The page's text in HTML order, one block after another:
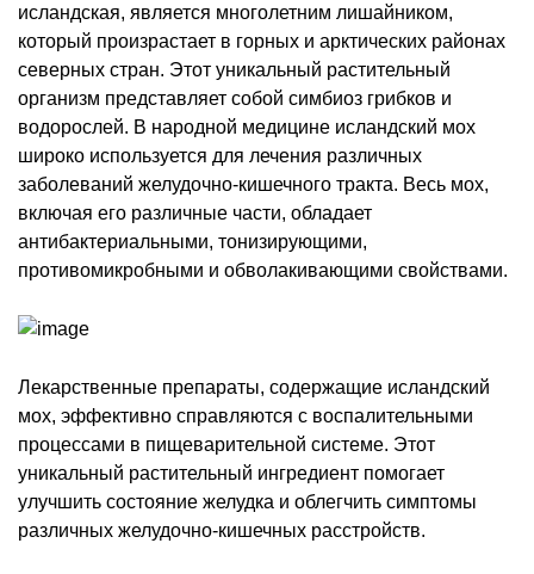
исландская, является многолетним лишайником,
который произрастает в горных и арктических районах
северных стран. Этот уникальный растительный
организм представляет собой симбиоз грибков и
водорослей. В народной медицине исландский мох
широко используется для лечения различных
заболеваний желудочно-кишечного тракта. Весь мох,
включая его различные части, обладает
антибактериальными, тонизирующими,
противомикробными и обволакивающими свойствами.
Лекарственные препараты, содержащие исландский
мох, эффективно справляются с воспалительными
процессами в пищеварительной системе. Этот
уникальный растительный ингредиент помогает
улучшить состояние желудка и облегчить симптомы
различных желудочно-кишечных расстройств.